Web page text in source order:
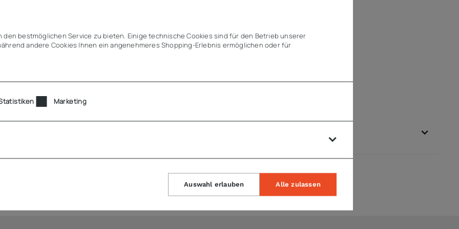
einsetzbar auf Induktion, Ceran, Elektro & Gas
bis in alle Ecken & Ränder
gegenüber runden Töpfen
Einsatz
spülmaschinentauglich
den bestmöglichen Service zu bieten. Einige technische Cookies sind für den Betrieb unserer
andere Cookies Ihnen ein angenehmeres Shopping-Erlebnis ermöglichen oder für
Marketing
Auswahl erlauben Alle zulassen